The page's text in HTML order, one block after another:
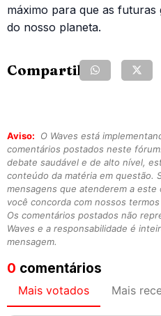
máximo para que as
do nosso planeta.
Compartilhe:
Aviso:
O Waves está
comentários postados neste
debate saudável e de alto nível,
conteúdo da matéria em questão.
mensagens que atenderem a este
você concorda com nossos
Os comentários postados não
Waves e a responsabilidade é
mensagem.
0 comentários
Mais votados Mais